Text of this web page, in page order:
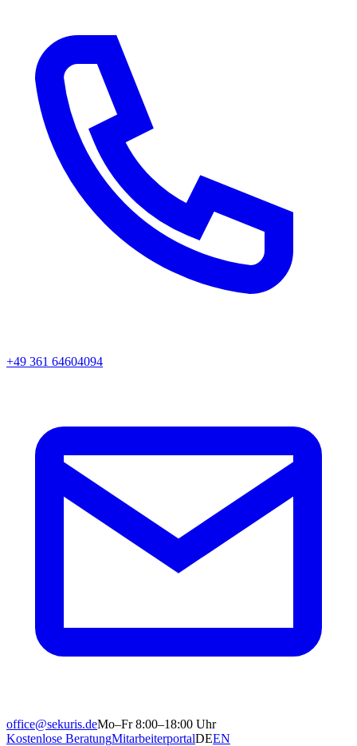
+49 361 64604094
office@sekuris.deMo–Fr 8:00–18:00 Uhr
Kostenlose BeratungMitarbeiterportalDEEN